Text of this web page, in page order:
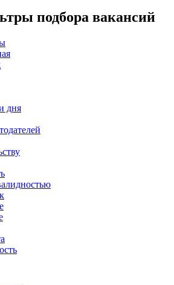
подбора вакансий
дня